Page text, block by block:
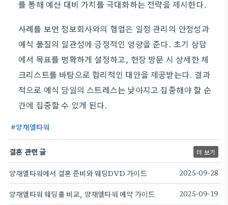
를 통해 예산 대비 가치를 극대화하는 전략을 제시한다.
사례를 보면 정보회사와의 협업은 일정 관리의 안정성과
예식 품질의 일관성에 긍정적인 영향을 준다. 초기 상담
에서 목표를 명확하게 설정하고, 현장 방문 시 상세한 체
크리스트를 바탕으로 합리적인 대안을 제공받는다. 결과
적으로 예식 당일의 스트레스는 낮아지고 집중해야 할 순
간에 집중할 수 있게 된다.
양재엘타워
결혼 관련 글 더 보기
양재엘타워에서 결혼 준비와 웨딩DVD 가이드 2025-09-28
양재엘타워 웨딩홀 비교, 양재엘타워 예약 가이드 2025-09-19